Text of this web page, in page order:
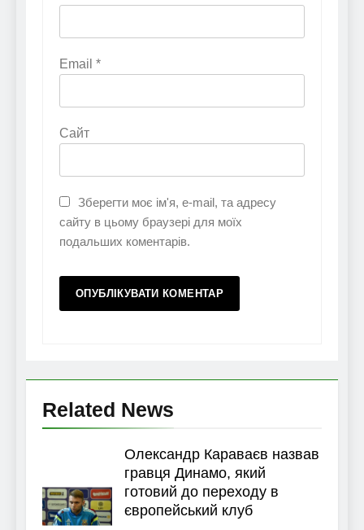
Email *
Сайт
Зберегти моє ім'я, e-mail, та адресу
сайту в цьому браузері для моїх
подальших коментарів.
Related News
Олександр Караваєв назвав
гравця Динамо, який
готовий до переходу в
європейський клуб